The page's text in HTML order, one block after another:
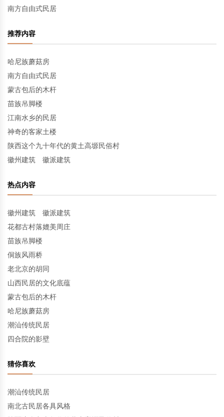
南方自由式民居
推荐内容
哈尼族蘑菇房
南方自由式民居
蒙古包后的木杆
苗族吊脚楼
江南水乡的民居
神奇的客家土楼
陕西这个九十年代的黄土高塬民俗村
徽州建筑 徽派建筑
热点内容
徽州建筑 徽派建筑
花都古村落媲美周庄
苗族吊脚楼
侗族风雨桥
老北京的胡同
山西民居的文化底蕴
蒙古包后的木杆
哈尼族蘑菇房
潮汕传统民居
四合院的影壁
猜你喜欢
潮汕传统民居
南北古民居各具风格